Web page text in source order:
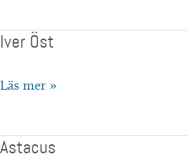
Iver Öst
Iver
Läs mer »
Astacus